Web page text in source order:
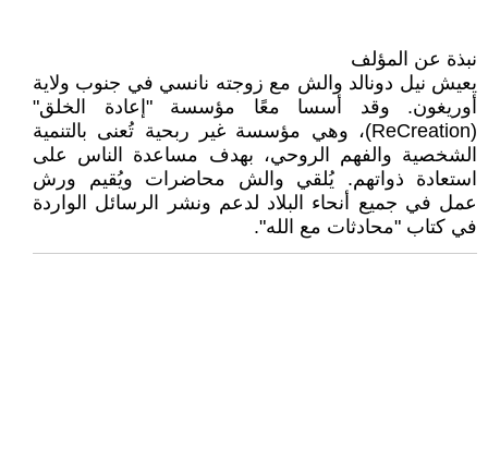
نبذة عن المؤلف
يعيش نيل دونالد والش مع زوجته نانسي في جنوب ولاية
أوريغون. وقد أسسا معًا مؤسسة "إعادة الخلق"
(ReCreation)، وهي مؤسسة غير ربحية تُعنى بالتنمية
الشخصية والفهم الروحي، بهدف مساعدة الناس على
استعادة ذواتهم. يُلقي والش محاضرات ويُقيم ورش
عمل في جميع أنحاء البلاد لدعم ونشر الرسائل الواردة
في كتاب "محادثات مع الله".